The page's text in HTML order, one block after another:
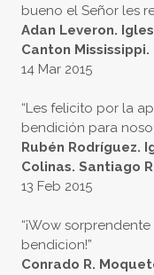
bueno el Señor les
Adan Leveron.
Canton Mississippi.
14 Mar 2015
“Les felicito por la
bendición para
Rubén Rodríguez.
Colinas. Santiago
13 Feb 2015
“¡Wow
bendicion!”
Conrado R.